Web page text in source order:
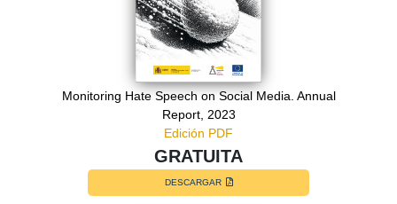
Monitoring Hate Speech on Social Media. Annual
Report, 2023
Edición PDF
GRATUITA
DESCARGAR